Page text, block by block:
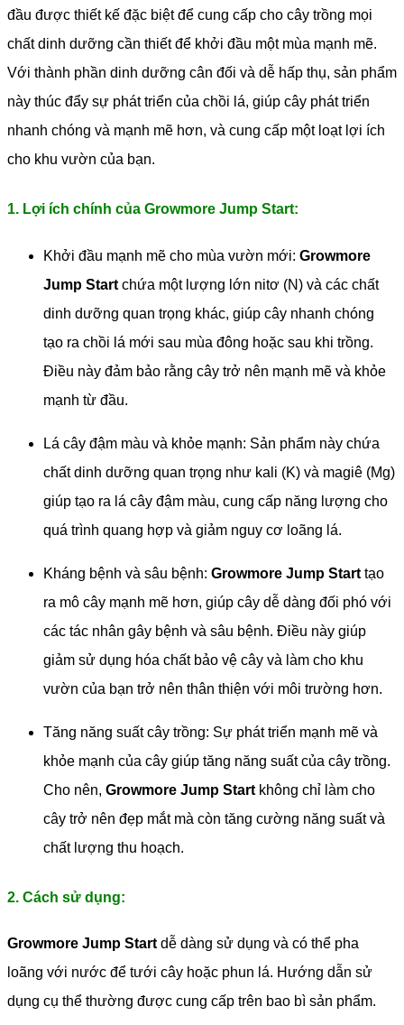
đầu được thiết kế đặc biệt để cung cấp cho cây trồng mọi
chất dinh dưỡng cần thiết để khởi đầu một mùa mạnh mẽ.
Với thành phần dinh dưỡng cân đối và dễ hấp thụ, sản phẩm
này thúc đẩy sự phát triển của chồi lá, giúp cây phát triển
nhanh chóng và mạnh mẽ hơn, và cung cấp một loạt lợi ích
cho khu vườn của bạn.
1. Lợi ích chính của Growmore Jump Start:
Khởi đầu mạnh mẽ cho mùa vườn mới: Growmore
Jump Start chứa một lượng lớn nitơ (N) và các chất
dinh dưỡng quan trọng khác, giúp cây nhanh chóng
tạo ra chồi lá mới sau mùa đông hoặc sau khi trồng.
Điều này đảm bảo rằng cây trở nên mạnh mẽ và khỏe
mạnh từ đầu.
Lá cây đậm màu và khỏe mạnh: Sản phẩm này chứa
chất dinh dưỡng quan trọng như kali (K) và magiê (Mg)
giúp tạo ra lá cây đậm màu, cung cấp năng lượng cho
quá trình quang hợp và giảm nguy cơ loãng lá.
Kháng bệnh và sâu bệnh: Growmore Jump Start tạo
ra mô cây mạnh mẽ hơn, giúp cây dễ dàng đối phó với
các tác nhân gây bệnh và sâu bệnh. Điều này giúp
giảm sử dụng hóa chất bảo vệ cây và làm cho khu
vườn của bạn trở nên thân thiện với môi trường hơn.
Tăng năng suất cây trồng: Sự phát triển mạnh mẽ và
khỏe mạnh của cây giúp tăng năng suất của cây trồng.
Cho nên, Growmore Jump Start không chỉ làm cho
cây trở nên đẹp mắt mà còn tăng cường năng suất và
chất lượng thu hoạch.
2. Cách sử dụng:
Growmore Jump Start dễ dàng sử dụng và có thể pha
loãng với nước để tưới cây hoặc phun lá. Hướng dẫn sử
dụng cụ thể thường được cung cấp trên bao bì sản phẩm.